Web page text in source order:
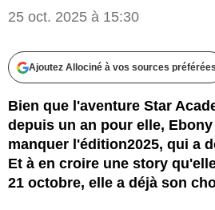
25 oct. 2025 à 15:30
Ajoutez Allociné à vos sources préférées
Bien que l'aventure Star
depuis un an pour elle,
manquer l'édition2025, qui a
Et à en croire une story
21 octobre, elle a déjà son